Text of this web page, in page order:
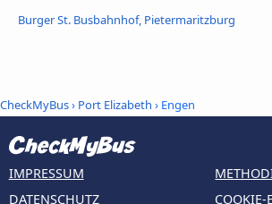
Burger St. Busbahnhof, Pietermaritzburg
CheckMyBus› Port Elizabeth › Engen
IMPRESSUM
DATENSCHUTZ
COOKIE-